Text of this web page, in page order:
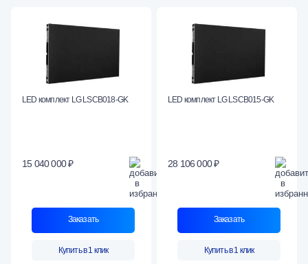
LED комплект LG LSCB018-GK
15 040 000 ₽
Заказать
Купить в 1 клик
LED комплект LG LSCB015-GK
28 106 000 ₽
Заказать
Купить в 1 клик